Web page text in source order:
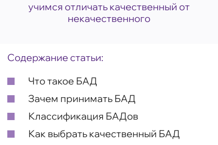
учимся отличать качественный от
некачественного
Содержание статьи:
Что такое БАД
Зачем принимать БАД
Классификация БАДов
Как выбрать качественный БАД